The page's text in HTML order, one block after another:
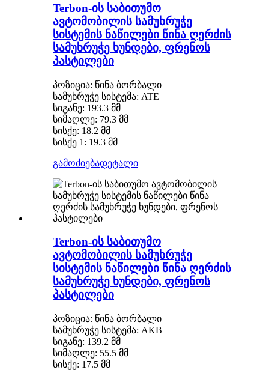
Terbon-ის საბითუმო
ავტომობილის სამუხრუჭე
სისტემის ნაწილები წინა ღერძის
სამუხრუჭე ხუნდები, ფრენოს
პასტილები
პოზიცია: წინა ბორბალი
სამუხრუჭე სისტემა: ATE
სიგანე: 193.3 მმ
სიმაღლე: 79.3 მმ
სისქე: 18.2 მმ
სისქე 1: 19.3 მმ
გამოძიებადეტალი
Terbon-ის საბითუმო
ავტომობილის სამუხრუჭე
სისტემის ნაწილები წინა ღერძის
სამუხრუჭე ხუნდები, ფრენოს
პასტილები
პოზიცია: წინა ბორბალი
სამუხრუჭე სისტემა: AKB
სიგანე: 139.2 მმ
სიმაღლე: 55.5 მმ
სისქე: 17.5 მმ